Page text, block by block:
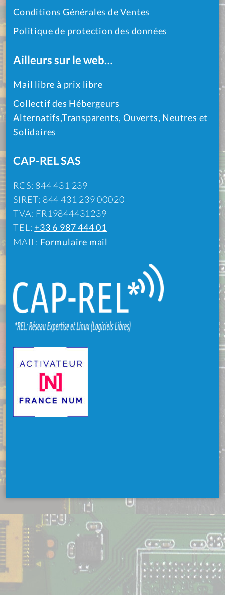
Conditions Générales de Ventes
Politique de protection des données
Ailleurs sur le web…
Mail libre à prix libre
Collectif des Hébergeurs
Alternatifs,Transparents, Ouverts, Neutres et
Solidaires
CAP-REL SAS
RCS: 844 431 239
SIRET: 844 431 239 00020
TVA: FR19844431239
TEL: +33 6 987 444 01
MAIL: Formulaire mail